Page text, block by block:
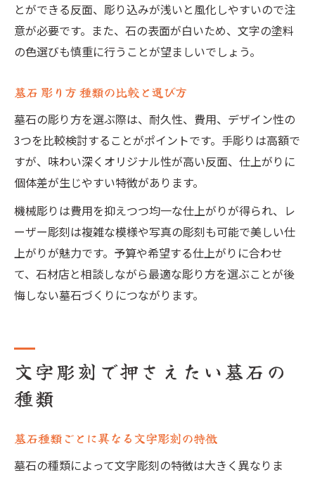
とができる反面、彫り込みが浅いと風化しやすいので注
意が必要です。また、石の表面が白いため、文字の塗料
の色選びも慎重に行うことが望ましいでしょう。
墓石 彫り方 種類の比較と選び方
墓石の彫り方を選ぶ際は、耐久性、費用、デザイン性の
3つを比較検討することがポイントです。手彫りは高額で
すが、味わい深くオリジナル性が高い反面、仕上がりに
個体差が生じやすい特徴があります。
機械彫りは費用を抑えつつ均一な仕上がりが得られ、レ
ーザー彫刻は複雑な模様や写真の彫刻も可能で美しい仕
上がりが魅力です。予算や希望する仕上がりに合わせ
て、石材店と相談しながら最適な彫り方を選ぶことが後
悔しない墓石づくりにつながります。
文字彫刻で押さえたい墓石の
種類
墓石種類ごとに異なる文字彫刻の特徴
墓石の種類によって文字彫刻の特徴は大きく異なりま